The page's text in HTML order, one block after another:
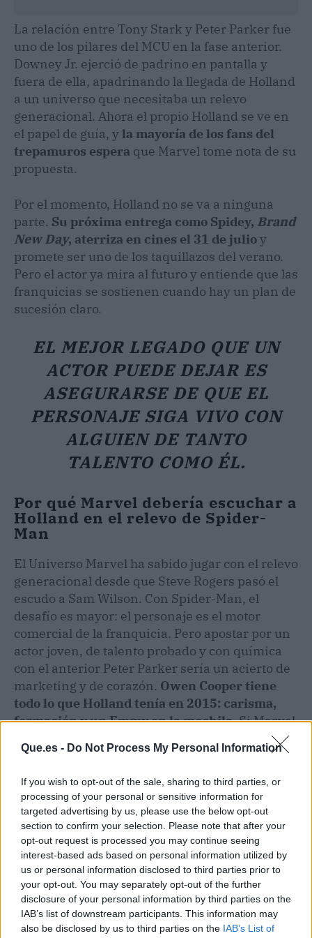
Que.es - Do Not Process My Personal Information
If you wish to opt-out of the sale, sharing to third parties, or
processing of your personal or sensitive information for
targeted advertising by us, please use the below opt-out
section to confirm your selection. Please note that after your
opt-out request is processed you may continue seeing
interest-based ads based on personal information utilized by
us or personal information disclosed to third parties prior to
your opt-out. You may separately opt-out of the further
disclosure of your personal information by third parties on the
IAB’s list of downstream participants. This information may
also be disclosed by us to third parties on the IAB’s List of
La relación entre Tony Stark y Peter Parker fue
uno de los pilares del MCU en la fase anterior.
Downey Jr. ejerció de padrino en pantalla y
fuera de ella, apadrinando la llegada de Holland
a un universo que necesitaba un relevo
generacional. Ahora el propio Holland se ve en
el papel de guía, yla mayoría de los fans del
trepamuros espera que Marvel tome nota de su
propuesta.
Por el momento, Holland no se va a ninguna
parte. Su próxima entrega como Spidey, Brand
New Day, aterriza en cines el 31 de julioy
promete ser uno de los taquillazos del verano.
Pero el actor ya mira al futuro y entiende que las
franquicias se sostienen cuando hay un plan de
sucesión claro.
EL MEJOR LEGADO QUE UN
ACTOR PUEDE DEJAR ES
ASEGURARSE DE QUE EL
PERSONAJE SIGA VIVO CON
ALGUIEN DE TANTO
TALENTO COMO ÉL.
Por qué Marvel debería escuchar a
Holland en el relevo de Spider-
Man
El Universo Marvel ha sabido jugar con el relevo
generacional desde que Steve Rogers pasó el
escudo a Sam Wilson. Con Spider-Man, el
desafío es mayor: el personaje es el motor
comercial de la franquicia. Pero apostar por un
actor joven, de talento probado y con química
con el anterior Peter Parker sería un acierto de
marketing y de corazón. Owen Cooper tiene
todo lo que Holland tenía en 2015: carisma,
formación y un Emmy en la mochila.Si Marvel
sería una película coral donde Holland y Cooper
definitivo.
Medidor de hype
Nivel de hype: 8/10. La idea de un sucesor con
el visto bueno de Holland y un plan de mentoría
emociona, pero dependerá de que el estudio
quiera dar el paso. De momento, todo queda en
una declaración de intenciones muy